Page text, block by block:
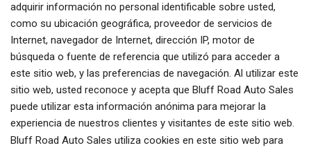
adquirir información no personal identificable sobre usted,
como su ubicación geográfica, proveedor de servicios de
Internet, navegador de Internet, dirección IP, motor de
búsqueda o fuente de referencia que utilizó para acceder a
este sitio web, y las preferencias de navegación. Al utilizar este
sitio web, usted reconoce y acepta que Bluff Road Auto Sales
puede utilizar esta información anónima para mejorar la
experiencia de nuestros clientes y visitantes de este sitio web.
Bluff Road Auto Sales utiliza cookies en este sitio web para